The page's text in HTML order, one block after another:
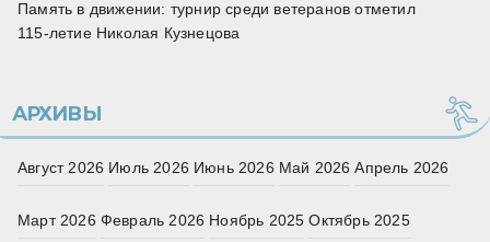
Память в движении: турнир среди ветеранов отметил
115‑летие Николая Кузнецова
АРХИВЫ
Август 2026 Июль 2026 Июнь 2026 Май 2026 Апрель 2026
Март 2026 Февраль 2026 Ноябрь 2025 Октябрь 2025